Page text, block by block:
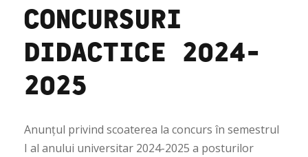
CONCURSURI
DIDACTICE 2024-
2025
Anunțul privind scoaterea la concurs în semestrul
I al anului universitar 2024-2025 a posturilor